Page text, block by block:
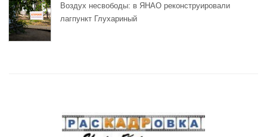
Воздух несвободы: в ЯНАО реконструировали
лагпункт Глухариный